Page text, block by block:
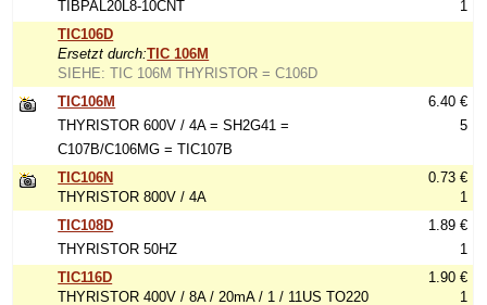
TIBPAL20L8-10CNT
1
TIC106D
Ersetzt durch:TIC 106M
SIEHE: TIC 106M THYRISTOR = C106D
TIC106M
THYRISTOR 600V / 4A = SH2G41 =
C107B/C106MG = TIC107B
6.40 €
5
TIC106N
THYRISTOR 800V / 4A
0.73 €
1
TIC108D
THYRISTOR 50HZ
1.89 €
1
TIC116D
THYRISTOR 400V / 8A / 20mA / 1 / 11US TO220
1.90 €
1